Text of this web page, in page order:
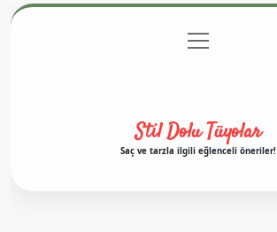
Gizlilik Politikası
menüyü
aç
Stil Dolu Tüyolar
Saç ve tarzla ilgili eğlenceli öneriler!